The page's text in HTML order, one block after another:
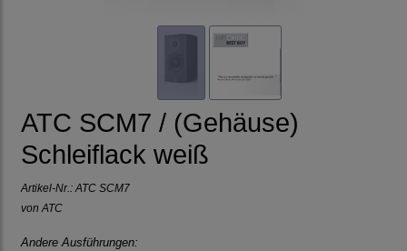
ATC SCM7 / (Gehäuse)
Schleiflack weiß
Artikel-Nr.: ATC SCM7
von ATC
Andere Ausführungen: